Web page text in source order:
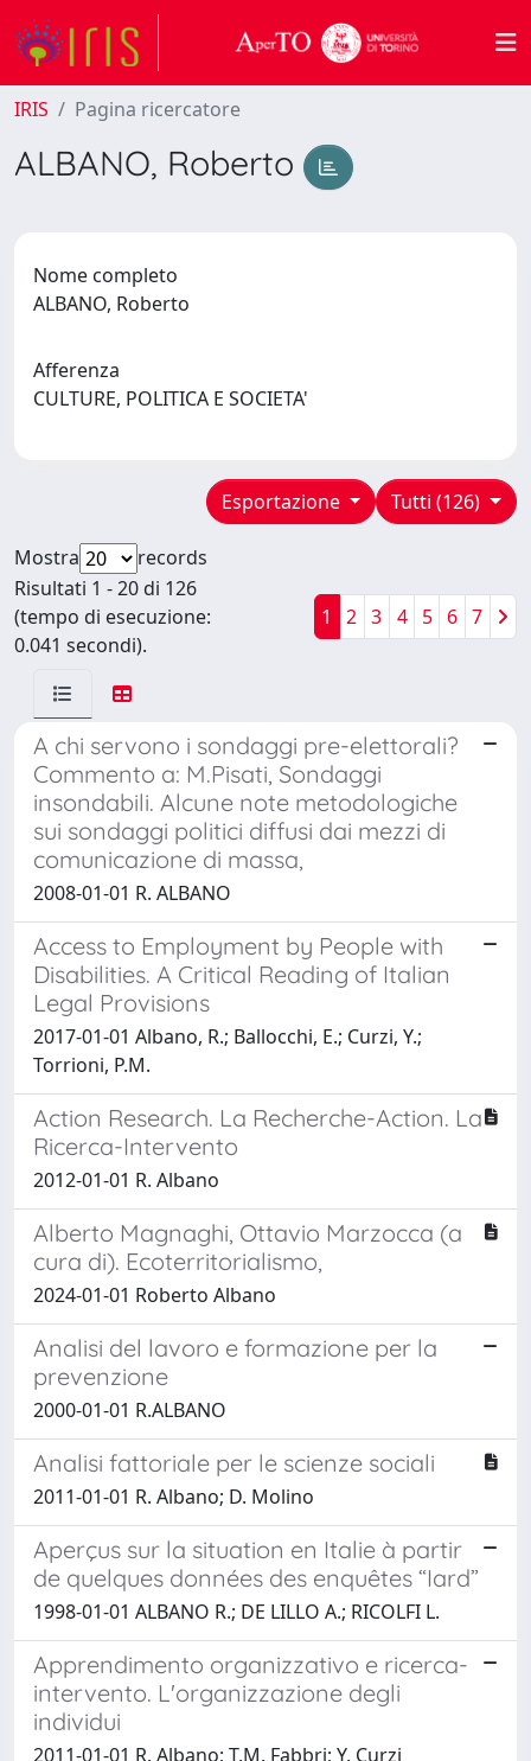
IRIS Pagina ricercatore
ALBANO, Roberto
Nome completo
ALBANO, Roberto
Afferenza
CULTURE, POLITICA E SOCIETA'
Tutti (126)
Esportazione
Mostra
records
Risultati 1 - 20 di 126
(tempo di esecuzione:
0.041 secondi).
1 2 3 4 5 6 7
A chi servono i sondaggi pre-elettorali?
Commento a: M.Pisati, Sondaggi
insondabili. Alcune note metodologiche
sui sondaggi politici diffusi dai mezzi di
comunicazione di massa,
2008-01-01 R. ALBANO
Access to Employment by People with
Disabilities. A Critical Reading of Italian
Legal Provisions
2017-01-01 Albano, R.; Ballocchi, E.; Curzi, Y.;
Torrioni, P.M.
Action Research. La Recherche-Action. La
Ricerca-Intervento
2012-01-01 R. Albano
Alberto Magnaghi, Ottavio Marzocca (a
cura di). Ecoterritorialismo,
2024-01-01 Roberto Albano
Analisi del lavoro e formazione per la
prevenzione
2000-01-01 R.ALBANO
Analisi fattoriale per le scienze sociali
2011-01-01 R. Albano; D. Molino
Aperçus sur la situation en Italie à partir
de quelques données des enquêtes “Iard”
1998-01-01 ALBANO R.; DE LILLO A.; RICOLFI L.
Apprendimento organizzativo e ricerca-
intervento. L'organizzazione degli
individui
2011-01-01 R. Albano; T.M. Fabbri; Y. Curzi